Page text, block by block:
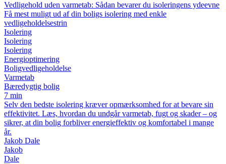
Vedligehold uden varmetab: Sådan bevarer du isoleringens ydeevne
Få mest muligt ud af din boligs isolering med enkle
vedligeholdelsestrin
Isolering
Isolering
Isolering
Energioptimering
Boligvedligeholdelse
Varmetab
Bæredygtig bolig
7 min
Selv den bedste isolering kræver opmærksomhed for at bevare sin
effektivitet. Læs, hvordan du undgår varmetab, fugt og skader – og
sikrer, at din bolig forbliver energieffektiv og komfortabel i mange
år.
Jakob Dale
Jakob
Dale